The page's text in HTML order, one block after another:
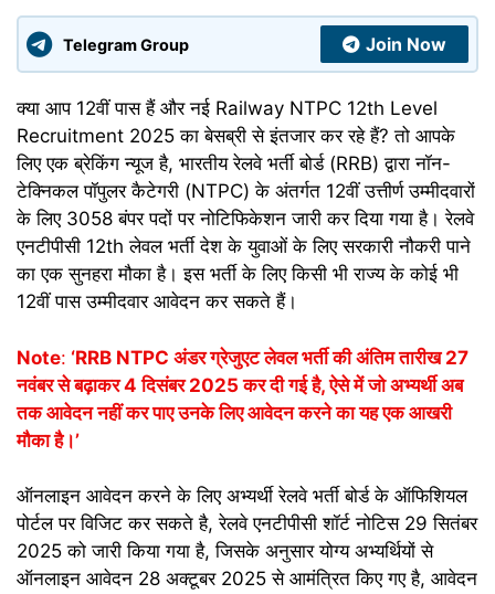
Telegram Group Join Now
क्या आप 12वीं पास हैं और नई Railway NTPC 12th Level
Recruitment 2025 का बेसब्री से इंतजार कर रहे हैं? तो आपके
लिए एक ब्रेकिंग न्यूज है, भारतीय रेलवे भर्ती बोर्ड (RRB) द्वारा नॉन-
टेक्निकल पॉपुलर कैटेगरी (NTPC) के अंतर्गत 12वीं उत्तीर्ण उम्मीदवारों
के लिए 3058 बंपर पदों पर नोटिफिकेशन जारी कर दिया गया है। रेलवे
एनटीपीसी 12th लेवल भर्ती देश के युवाओं के लिए सरकारी नौकरी पाने
का एक सुनहरा मौका है। इस भर्ती के लिए किसी भी राज्य के कोई भी
12वीं पास उम्मीदवार आवेदन कर सकते हैं।
Note: ‘RRB NTPC अंडर ग्रेजुएट लेवल भर्ती की अंतिम तारीख 27
नवंबर से बढ़ाकर 4 दिसंबर 2025 कर दी गई है, ऐसे में जो अभ्यर्थी अब
तक आवेदन नहीं कर पाए उनके लिए आवेदन करने का यह एक आखरी
मौका है।’
ऑनलाइन आवेदन करने के लिए अभ्यर्थी रेलवे भर्ती बोर्ड के ऑफिशियल
पोर्टल पर विजिट कर सकते है, रेलवे एनटीपीसी शॉर्ट नोटिस 29 सितंबर
2025 को जारी किया गया है, जिसके अनुसार योग्य अभ्यर्थियों से
ऑनलाइन आवेदन 28 अक्टूबर 2025 से आमंत्रित किए गए है, आवेदन